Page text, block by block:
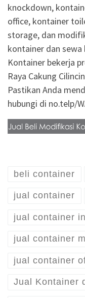
knockdown,
office, kontainer
storage, dan
kontainer dan
Kontainer bekerja
Raya Cakung
Pastikan Anda
hubungi di no.telp/
beli container
jual container
jual container
jual container
jual container
Jual Kontainer